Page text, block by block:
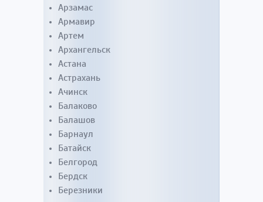
Арзамас
Армавир
Артем
Архангельск
Астана
Астрахань
Ачинск
Балаково
Балашов
Барнаул
Батайск
Белгород
Бердск
Березники